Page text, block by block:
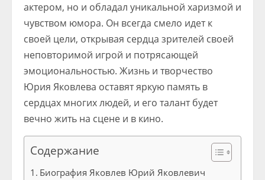
актером, но и обладал уникальной харизмой и
чувством юмора. Он всегда смело идет к
своей цели, открывая сердца зрителей своей
неповторимой игрой и потрясающей
эмоциональностью. Жизнь и творчество
Юрия Яковлева оставят яркую память в
сердцах многих людей, и его талант будет
вечно жить на сцене и в кино.
Содержание
Биография Яковлев Юрий Яковлевич